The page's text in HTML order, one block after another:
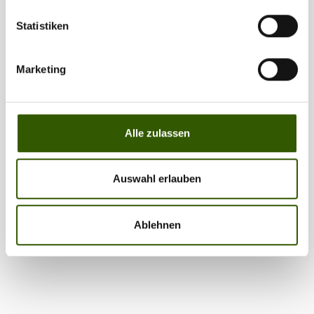
Statistiken
Marketing
Alle zulassen
Auswahl erlauben
Ablehnen